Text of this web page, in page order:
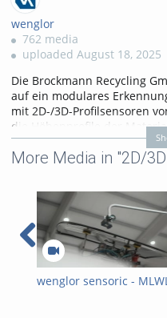
wenglor
762 media
uploaded August 18, 2025
Die Brockmann Recycling
auf ein modulares
mit 2D-/3D-Profilsensoren
die Höhenprofile der
ermöglichen Robotern die
Fremdstoffen. So sorgt die
https://www.wenglor.com/s/
Categories: Customer
References,2D/3D Sensors
More Media in "2D/
wenglor sensoric -